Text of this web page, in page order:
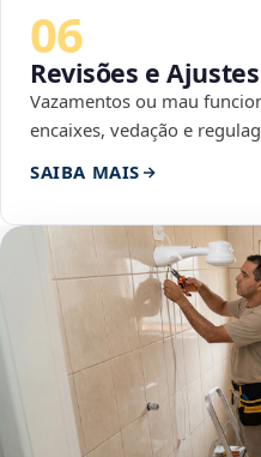
06
Revisões e
Vazamentos ou mau
encaixes, vedação e
SAIBA MAIS